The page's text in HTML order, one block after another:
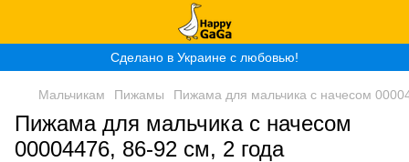
Сделано в Украине с любовью!
Мальчикам Пижамы Пижама для мальчика с начесом
Пижама для мальчика с начесом
00004476, 86-92 см, 2 года